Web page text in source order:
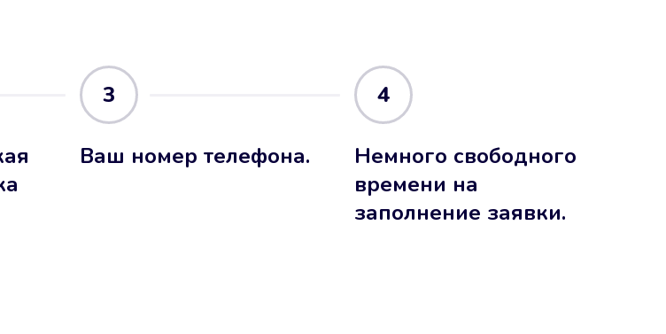
3
Ваш номер телефона.
4
Немного свободного
времени на
заполнение заявки.